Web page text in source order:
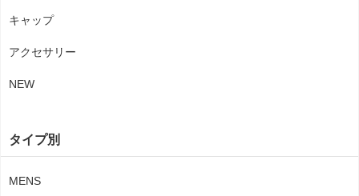
キャップ
アクセサリー
NEW
タイプ別
MENS